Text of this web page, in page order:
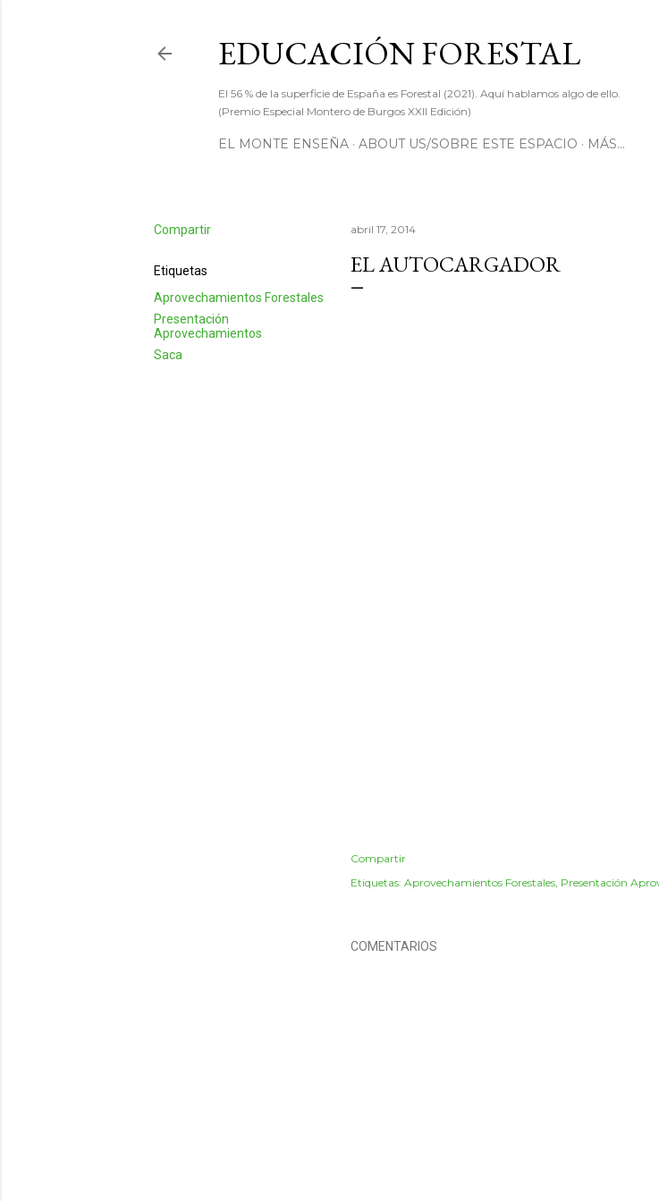
EDUCACIÓN FORESTAL
El 56 % de la superficie de España es Forestal (2021). Aquí hablamos algo de ello.
(Premio Especial Montero de Burgos XXII Edición)
EL MONTE ENSEÑA ABOUT US/SOBRE ESTE ESPACIO MÁS…
Compartir
Etiquetas
Aprovechamientos Forestales
Presentación
Aprovechamientos
Saca
abril 17, 2014
EL AUTOCARGADOR
Compartir
Etiquetas: Aprovechamientos Forestales Presentación
COMENTARIOS